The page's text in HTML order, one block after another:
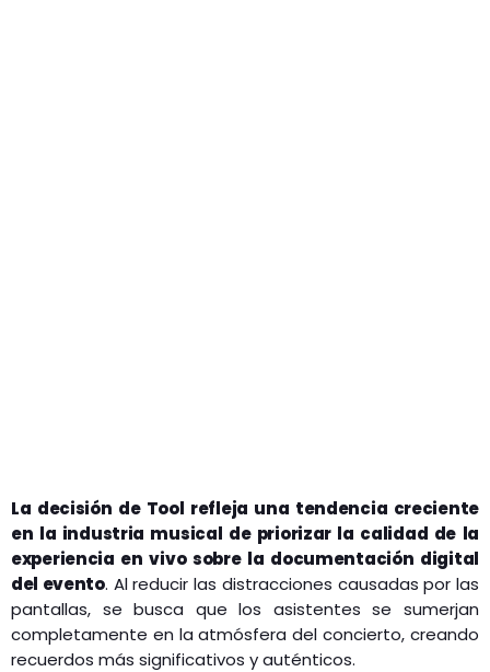
La decisión de Tool refleja una tendencia creciente
en la industria musical de priorizar la calidad de la
experiencia en vivo sobre la documentación digital
del evento. Al reducir las distracciones causadas por las
pantallas, se busca que los asistentes se sumerjan
completamente en la atmósfera del concierto, creando
recuerdos más significativos y auténticos.